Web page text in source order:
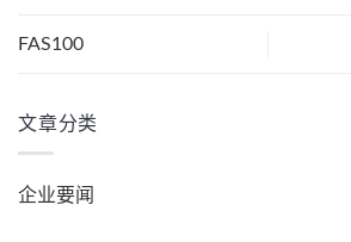
FAS100
文章分类
企业要闻